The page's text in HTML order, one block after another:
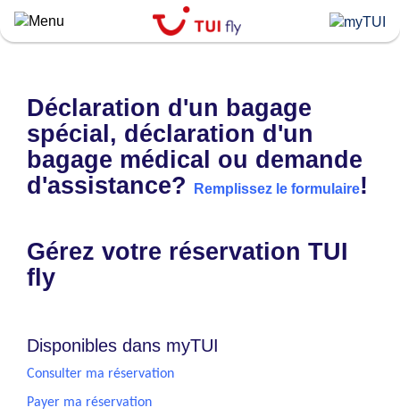
Skip
to
Déclaration d'un bagage
spécial, déclaration d'un
bagage médical ou demande
d'assistance?
Remplissez le formulaire!
Gérez votre réservation TUI
fly
Disponibles dans myTUI
Consulter ma réservation
Payer ma réservation